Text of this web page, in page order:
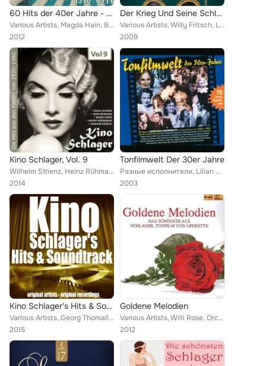
60 Hits der 40er Jahre - 1940 bis 1944 (Das waren unsere Schlager)
Various Artists, Magda Hain, Begleit-Orchester Kurt Graunke, Gerhard Winkler, Sven Olof Sandberg, Ilse Werner, Bergleitorchester...
2012
Der Krieg Und Seine Schlager 1940-1944
Various Artists, Willy Fritsch, Lizzi Waldmüller, Johannes Heesters, EIN KINDERCHOR, Horst Winter, Orchester Willy Berking, Lins...
2009
Kino Schlager, Vol. 9
Wilhelm Strienz, Heinz Rühmann & Hans Brausewetter, Liliane Haid, Lilian Harvey & Willy Fritsch, Evelyn Künneke, Lizzi Waldmülle...
2014
Tonfilmwelt Der 30er Jahre
Разные исполнители, Lilian Harvey, Trude Hesterberg, Gretl Schörg, Paul Hörbiger, Das Meister-Sextett, Magda Schneider, Traute R...
2003
Kino Schlager's Hits & Soundtrack
Various Artists, Georg Thomalla & Peter Alexander, Liliane Haidt, Evelyn Künneke & Peter Alexander, Lizzi Waldmüller, Johannes H...
2015
Goldene Melodien
Various Artists, Willi Rose, Orchester Wilfried Krüger, Ruth Magaret-Pütz, Heinz Hoppe, Orchester der Städtischen Oper Berlin, H...
2012